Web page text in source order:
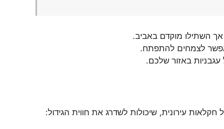
אך השתילו מוקדם באביב.
לצמחים להתפתח.
עגבניות באזור שלכם.
עירונית, שיכולות לשדרג את חווית הגידול: